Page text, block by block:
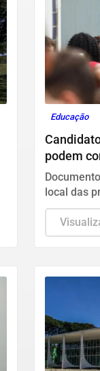
Educação
podem
inscrição
local das
aplicadas